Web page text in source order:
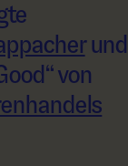
und
von